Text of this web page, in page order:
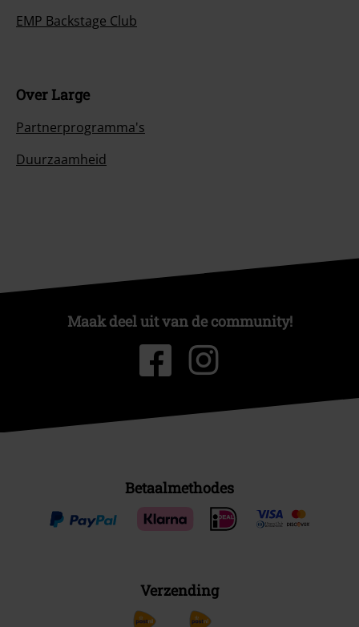
EMP Backstage Club
Over Large
Partnerprogramma's
Duurzaamheid
Maak deel uit van de community!
Betaalmethodes
Verzending